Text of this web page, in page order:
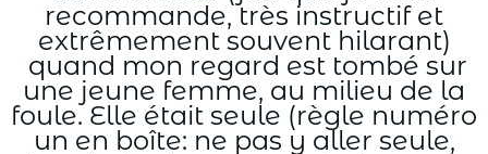
recommande, très instructif et
extrêmement souvent hilarant)
quand mon regard est tombé sur
une jeune femme, au milieu de la
foule. Elle était seule (règle numéro
un en boîte: ne pas y aller seule,